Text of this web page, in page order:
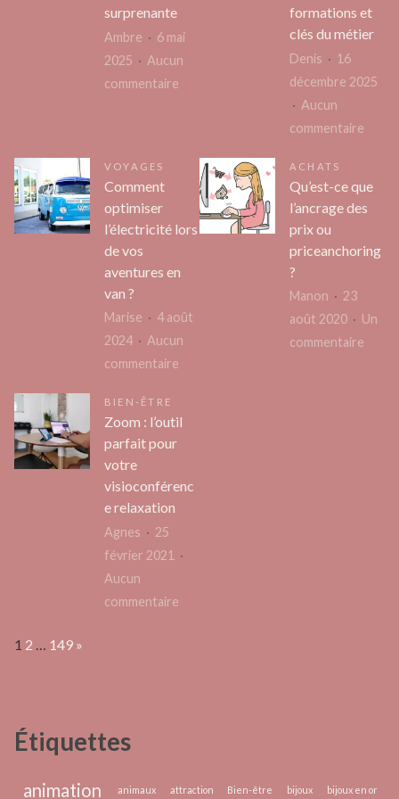
surprenante
Ambre
6 mai
2025
Aucun
commentaire
revenus
d’un
indépendant
la
réalité
formations et
clés du métier
Denis
16
décembre 2025
Aucun
commentaire
pour
VOYAGES
Comment
optimiser
l’électricité lors
de vos
aventures en
van ?
Marise
4 août
2024
Aucun
commentaire
l’électricité
ACHATS
Qu’est-ce que
l’ancrage des
prix ou
priceanchoring
?
Manon
23
août 2020
Un
commentaire
BIEN-ÊTRE
Zoom : l’outil
parfait pour
votre
visioconférenc
e relaxation
Agnes
25
février 2021
Aucun
commentaire
relaxation
Page:
1 2 … 149 Next
»
Étiquettes
animation animaux attraction Bien-être bijoux bijoux en or